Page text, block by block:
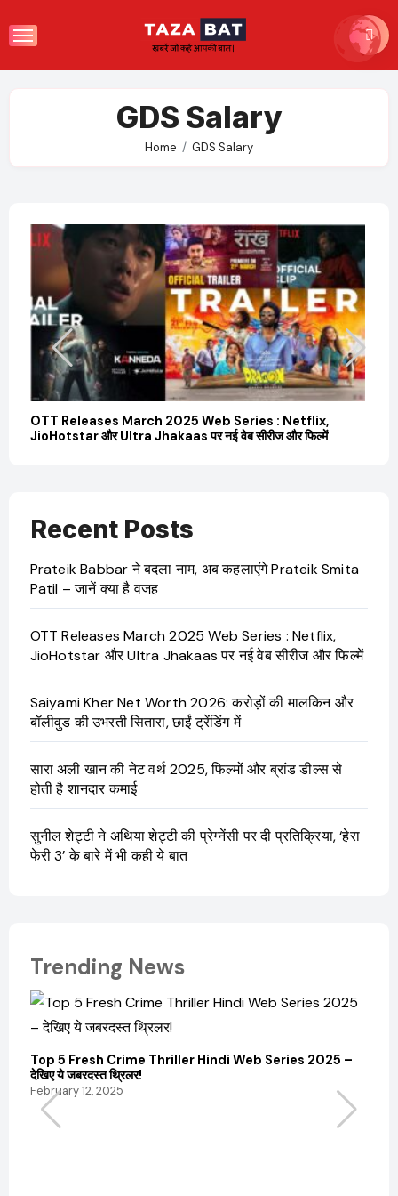
to
GDS Salary
Home GDS Salary
OTT Releases March 2025 Web Series : Netflix,
JioHotstar और Ultra Jhakaas पर नई वेब सीरीज और फिल्में
Recent Posts
Prateik Babbar ने बदला नाम, अब कहलाएंगे Prateik Smita
Patil – जानें क्या है वजह
OTT Releases March 2025 Web Series : Netflix,
JioHotstar और Ultra Jhakaas पर नई वेब सीरीज और फिल्में
Saiyami Kher Net Worth 2026: करोड़ों की मालकिन और
बॉलीवुड की उभरती सितारा, छाईं ट्रेंडिंग में
सारा अली खान की नेट वर्थ 2025, फिल्मों और ब्रांड डील्स से
होती है शानदार कमाई
सुनील शेट्टी ने अथिया शेट्टी की प्रेग्नेंसी पर दी प्रतिक्रिया, ‘हेरा
फेरी 3’ के बारे में भी कही ये बात
Trending News
Top 5 Fresh Crime Thriller Hindi Web Series 2025 –
देखिए ये जबरदस्त थ्रिलर!
February 12, 2025